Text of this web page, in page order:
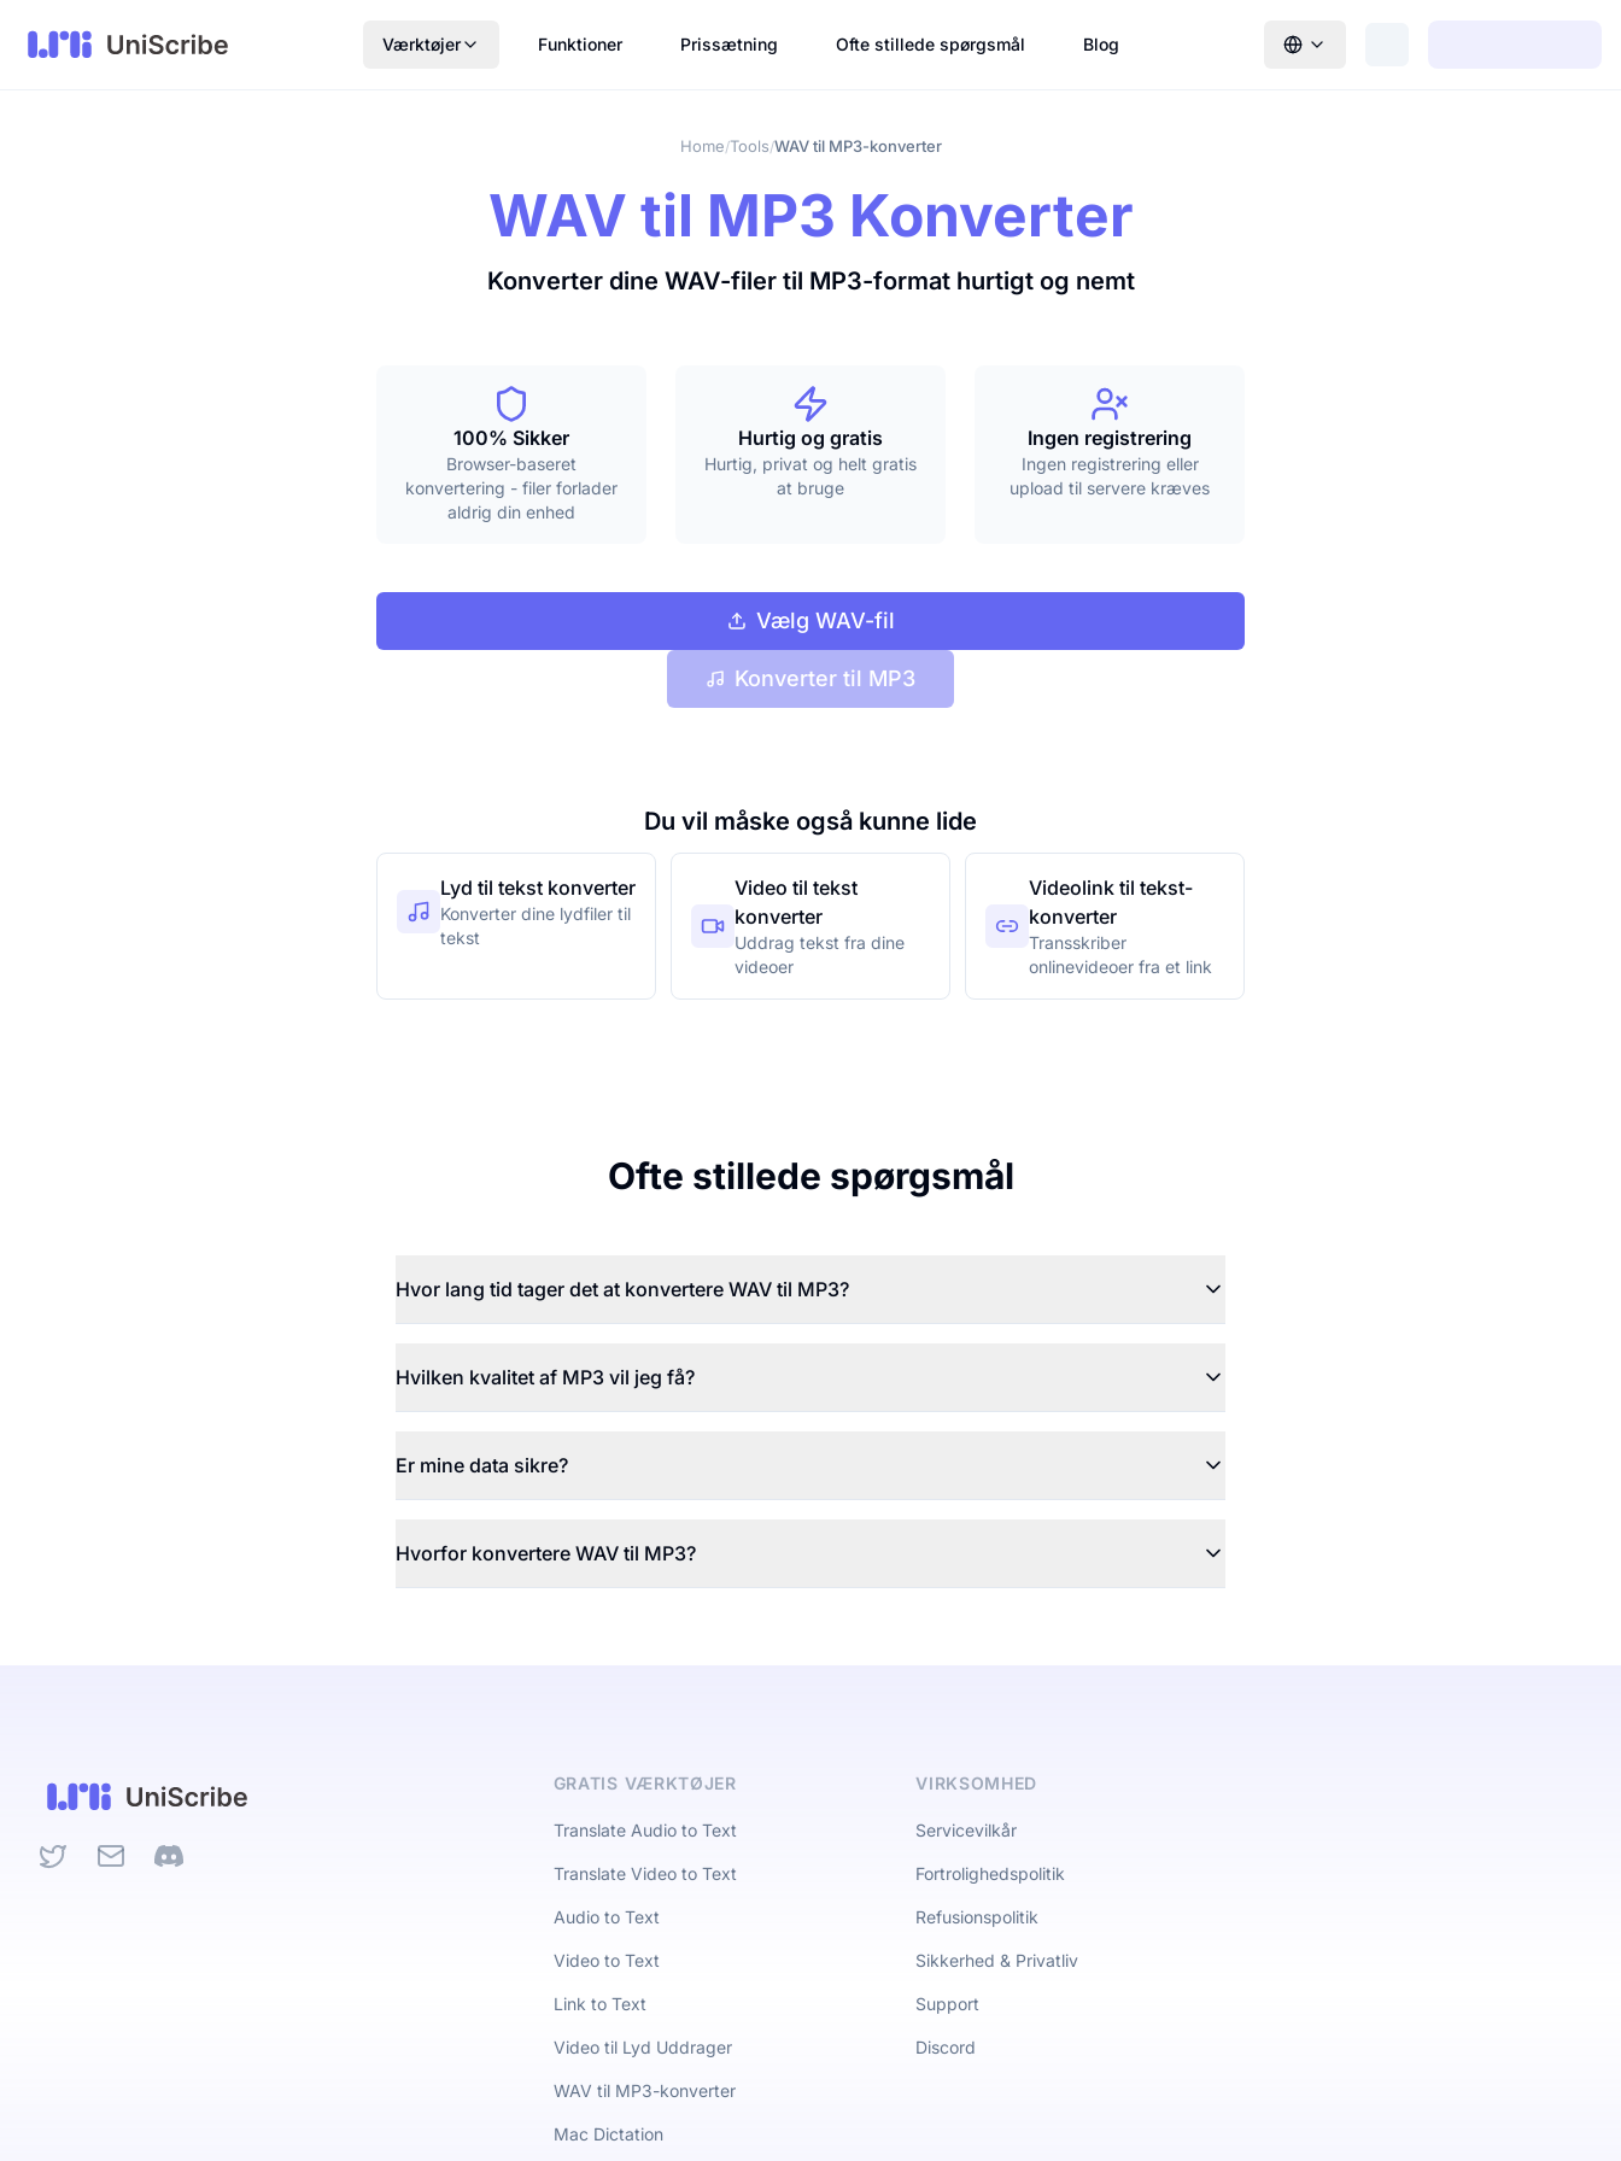
Værktøjer Funktioner Prissætning Ofte stillede spørgsmål Blog
Home/Tools/WAV til MP3-konverter
WAV til MP3 Konverter
Konverter dine WAV-filer til MP3-format hurtigt og nemt
100% Sikker
Browser-baseret
konvertering - filer forlader
aldrig din enhed
Hurtig og gratis
Hurtig, privat og helt gratis
at bruge
Ingen registrering
Ingen registrering eller
upload til servere kræves
Vælg WAV-fil
Konverter til MP3
Du vil måske også kunne lide
Lyd til tekst konverter
Konverter dine lydfiler til
tekst
Video til tekst
konverter
Uddrag tekst fra dine
videoer
Videolink til tekst-
konverter
Transskriber
onlinevideoer fra et link
Ofte stillede spørgsmål
Hvor lang tid tager det at konvertere WAV til MP3?
Hvilken kvalitet af MP3 vil jeg få?
Er mine data sikre?
Hvorfor konvertere WAV til MP3?
TwitterEmail Discord
GRATIS VÆRKTØJER
Translate Audio to Text
Translate Video to Text
Audio to Text
Video to Text
Link to Text
Video til Lyd Uddrager
WAV til MP3-konverter
Mac Dictation
VIRKSOMHED
Servicevilkår
Fortrolighedspolitik
Refusionspolitik
Sikkerhed & Privatliv
Support
Discord